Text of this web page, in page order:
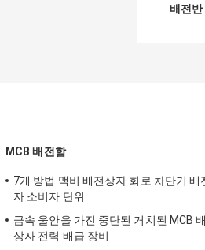
배전반
MCB 배전함
7개 방법 맥비 배전상자 회로 차단기 배
자 소비자 단위
금속 울안을 가진 중단된 거치된 MCB
상자 전력 배급 장비